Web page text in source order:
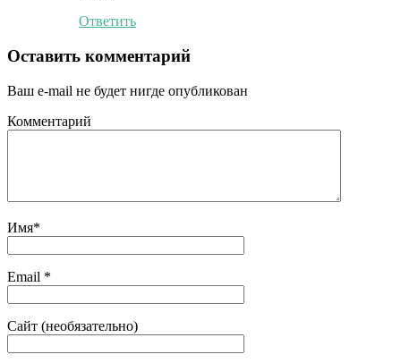
Ответить
Оставить комментарий
Ваш e-mail не будет нигде опубликован
Комментарий
Имя*
Email *
Сайт (необязательно)